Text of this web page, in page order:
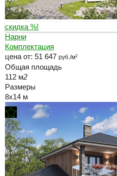
скидка %!
Нарни
Комплектация
цена от: 51 647 руб./м2
Общая площадь
112 м2
Размеры
8x14 м